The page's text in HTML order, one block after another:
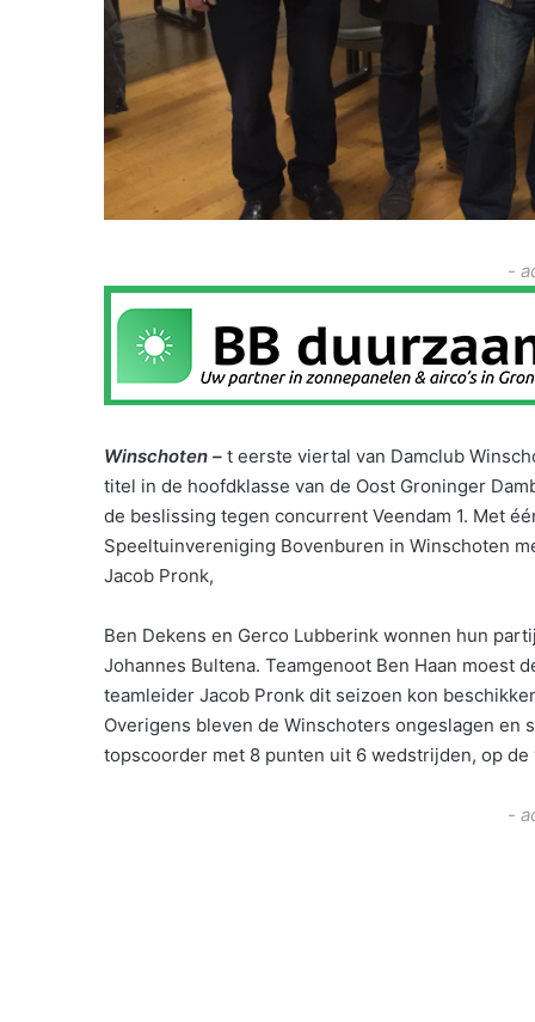
-
Winschoten – t eerste viertal van Damclub
titel in de hoofdklasse van de Oost Groninger
de beslissing tegen concurrent Veendam 1. Met
Speeltuinvereniging Bovenburen in Winschoten
Jacob Pronk,
Ben Dekens en Gerco Lubberink wonnen hun
Johannes Bultena. Teamgenoot Ben Haan moest
teamleider Jacob Pronk dit seizoen kon
Overigens bleven de Winschoters ongeslagen
topscoorder met 8 punten uit 6 wedstrijden, op
-